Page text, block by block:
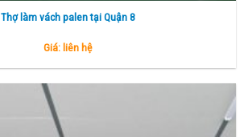
Thợ làm vách palen tại Quận 8
Giá: liên hệ